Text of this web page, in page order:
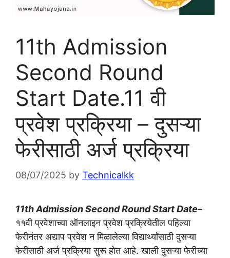
11th Admission
Second Round
Start Date.11 वी
प्रवेश प्रक्रिया – दुसऱ्या
फेरीसाठी अर्ज प्रक्रिया
08/07/2025 by Technicalkk
11th Admission Second Round Start Date–
११वी प्रवेशाच्या ऑनलाइन प्रवेश प्रक्रियेतील पहिल्या
फेरीनंतर अद्याप प्रवेश न मिळालेल्या विद्यार्थ्यांसाठी दुसऱ्या
फेरीसाठी अर्ज प्रक्रिया सुरू होत आहे. खाली दुसऱ्या फेरीच्या